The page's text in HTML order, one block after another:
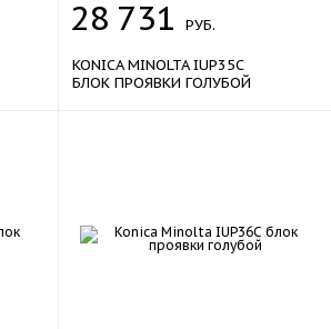
28 731 РУБ.
KONICA MINOLTA IUP35C
БЛОК ПРОЯВКИ ГОЛУБОЙ